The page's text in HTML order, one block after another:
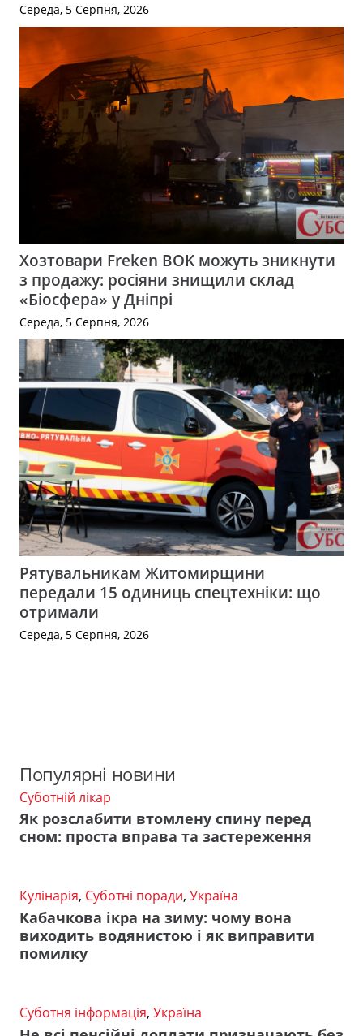
Середа, 5 Серпня, 2026
Хозтовари Freken BOK можуть зникнути
з продажу: росіяни знищили склад
«Біосфера» у Дніпрі
Середа, 5 Серпня, 2026
Рятувальникам Житомирщини
передали 15 одиниць спецтехніки: що
отримали
Середа, 5 Серпня, 2026
Популярні новини
Суботній лікар
Як розслабити втомлену спину перед
сном: проста вправа та застереження
Кулінарія, Суботні поради, Україна
Кабачкова ікра на зиму: чому вона
виходить водянистою і як виправити
помилку
Суботня інформація, Україна